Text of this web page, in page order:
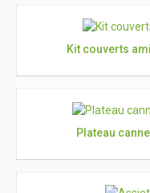
Kit couverts
Plateau